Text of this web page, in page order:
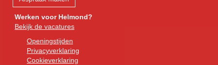
Werken voor Helmond?
Bekijk de vacatures
Openingstijden
Privacyverklaring
Cookieverklaring